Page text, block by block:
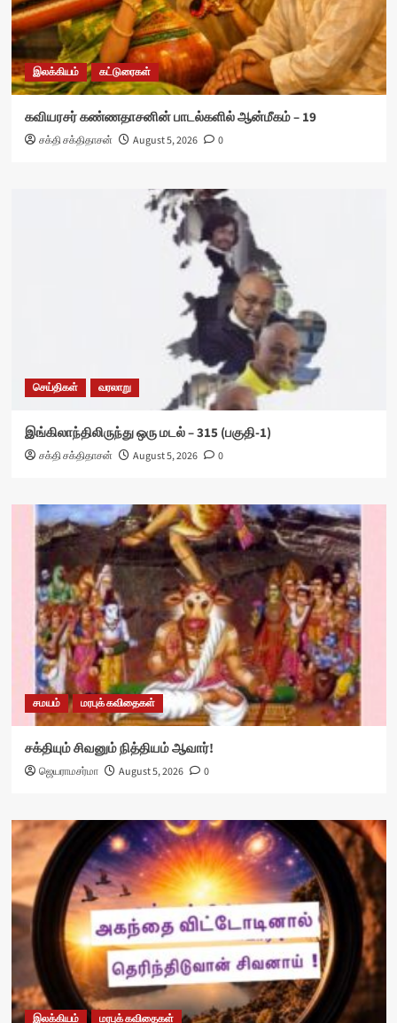
இலக்கியம் கட்டுரைகள்
கவியரசர் கண்ணதாசனின் பாடல்களில் ஆன்மீகம் – 19
சக்தி சக்திதாசன் August 5, 2026 0
செய்திகள் வரலாறு
இங்கிலாந்திலிருந்து ஒரு மடல் – 315 (பகுதி-1)
சக்தி சக்திதாசன் August 5, 2026 0
சமயம் மரபுக் கவிதைகள்
சக்தியும் சிவனும் நித்தியம் ஆவார்!
ஜெயராமசர்மா August 5, 2026 0
இலக்கியம் மரபுக் கவிதைகள்